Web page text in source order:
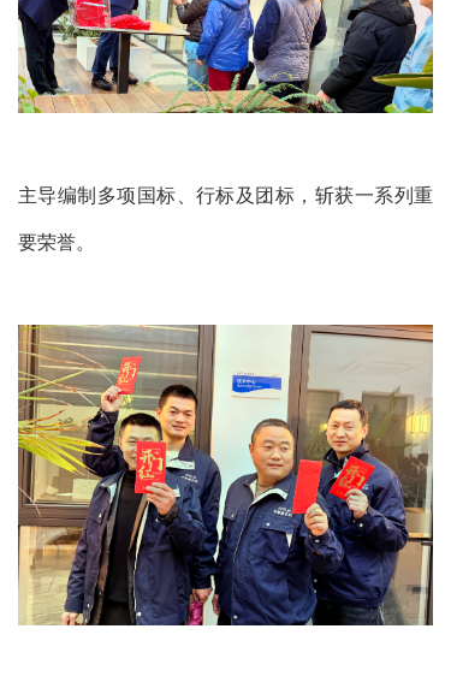
主导编制多项国标、行标及团标，斩获一系列重
要荣誉。